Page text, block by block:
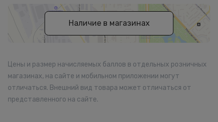
Наличие в магазинах
Цены и размер начисляемых баллов в отдельных розничных
магазинах, на сайте и мобильном приложении могут
отличаться. Внешний вид товара может отличаться от
представленного на сайте.